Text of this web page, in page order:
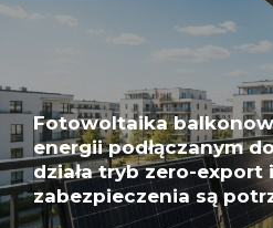
Fotowoltaika
energii podłączanym
działa tryb zero-export
zabezpieczenia są